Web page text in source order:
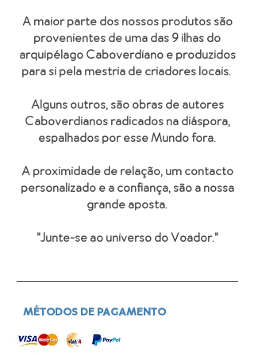
A maior parte dos nossos produtos são
provenientes de uma das 9 ilhas do
arquipélago Caboverdiano e produzidos
para si pela mestria de criadores locais.
Alguns outros, são obras de autores
Caboverdianos radicados na diáspora,
espalhados por esse Mundo fora.
A proximidade de relação, um contacto
personalizado e a confiança, são a nossa
grande aposta.
"Junte-se ao universo do Voador."
MÉTODOS DE PAGAMENTO